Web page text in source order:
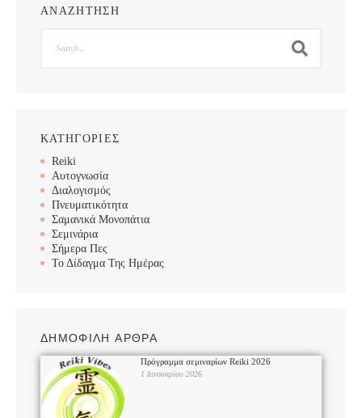
ΑΝΑΖΗΤΗΣΗ
ΚΑΤΗΓΟΡΙΕΣ
Reiki
Αυτογνωσία
Διαλογισμός
Πνευματικότητα
Σαμανικά Μονοπάτια
Σεμινάρια
Σήμερα Πες
Το Δίδαγμα Της Ημέρας
ΔΗΜΟΦΙΛΗ ΑΡΘΡΑ
Πρόγραμμα σεμιναρίων Reiki 2026
1 Ιανουαρίου 2026